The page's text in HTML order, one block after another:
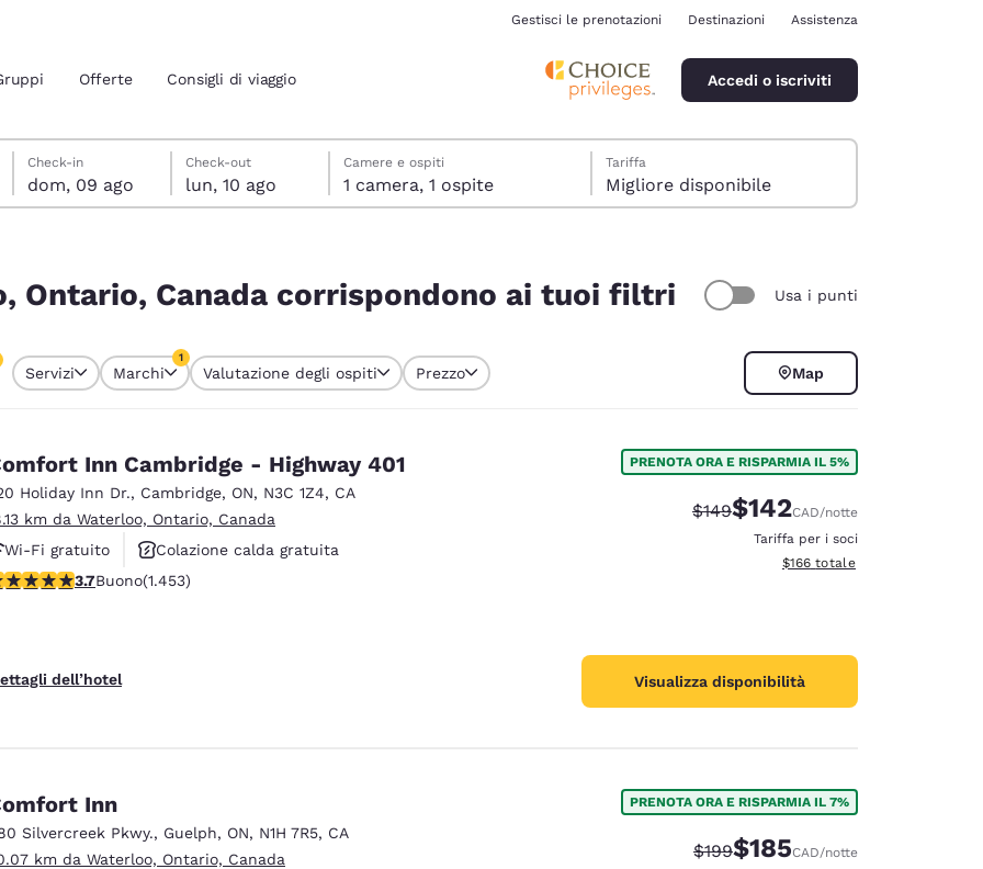
attuali
Estados Unidos
Español Español
México
Español
Gestisci le prenotazioni Destinazioni Assistenza
Offerte Consigli di viaggio Accedi o iscriviti
domenica 9 agosto
Check-in
dom, 09 ago
lunedì 10 agosto
Check-out
lun, 10 ago
lunedì 10 agosto data di check-out selezionata
domenica 9 agosto data di check-in selezionata
Camere e ospiti
1 camera, 1 ospite
Tariffa
Migliore disponibile
Ontario, Canada corrispondono ai tuoi filtri Usa i punti
selezionato
Servizi Marchi
1
Valutazione degli ospiti Prezzo Map
Inn Cambridge - Highway 401
Holiday Inn Dr., Cambridge, ON, N3C 1Z4, CA
km da Waterloo, Ontario, Canada
Wi-Fi gratuito
Colazione calda gratuita
Animali ammessi
di 3.66 stelle. Buono. 1453 recensioni
3.7Buono(1.453)
dell’hotel
PRENOTA ORA E RISPARMIA IL 5%
Tariffa di barratura:
$149Tariffa scontata:
$142CAD/notte
Tariffa per i soci
Visualizza i dettagli totali
$166 totale
Visualizza disponibilità
Inn
Silvercreek Pkwy., Guelph, ON, N1H 7R5, CA
km da Waterloo, Ontario, Canada
PRENOTA ORA E RISPARMIA IL 7%
Tariffa di barratura:
$199Tariffa scontata:
$185CAD/notte